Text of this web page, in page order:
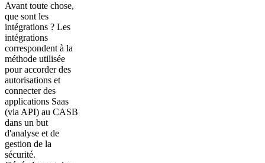
Avant toute chose,
que sont les
intégrations ? Les
intégrations
correspondent à la
méthode utilisée
pour accorder des
autorisations et
connecter des
applications Saas
(via API) au CASB
dans un but
d'analyse et de
gestion de la
sécurité.